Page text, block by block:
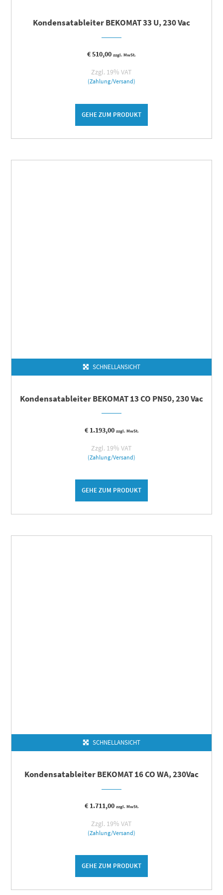
Kondensatableiter BEKOMAT 33 U, 230 Vac
€510,00 zzgl. MwSt.
Zzgl. 19% VAT
(Zahlung/Versand)
GEHE ZUM PRODUKT
SCHNELLANSICHT
Kondensatableiter BEKOMAT 13 CO PN50, 230 Vac
€1.193,00 zzgl. MwSt.
Zzgl. 19% VAT
(Zahlung/Versand)
GEHE ZUM PRODUKT
SCHNELLANSICHT
Kondensatableiter BEKOMAT 16 CO WA, 230Vac
€1.711,00 zzgl. MwSt.
Zzgl. 19% VAT
(Zahlung/Versand)
GEHE ZUM PRODUKT